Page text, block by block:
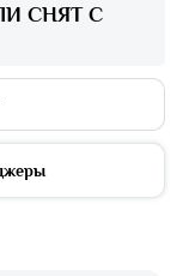
СНЯТ С